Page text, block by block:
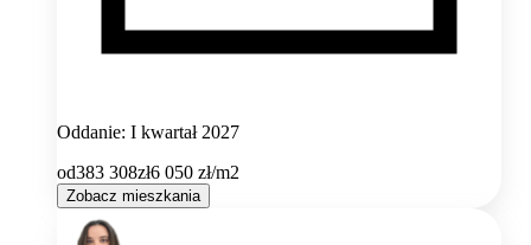
Oddanie: I kwartał 2027
od383 308zł6 050 zł/m2
Zobacz mieszkania